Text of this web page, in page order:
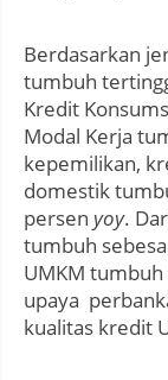
Berdasarkan
tumbuh
Kredit
Modal Kerja
kepemilikan,
domestik
persen yoy.
tumbuh
UMKM
upaya
kualitas kredit